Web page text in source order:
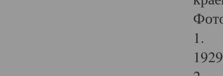
1.